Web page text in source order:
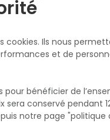
et de
de qualité et à
cookies. Ils nous
et de
bénéficier de
conservé pendant
notre page "politique